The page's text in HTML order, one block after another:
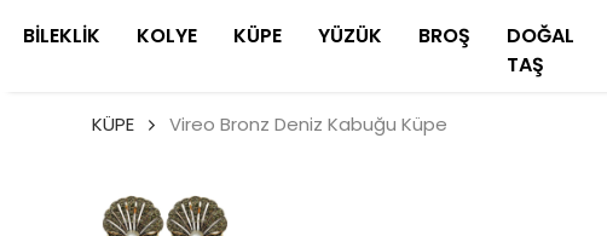
BİLEKLİK KOLYE KÜPE YÜZÜK BROŞ
DOĞAL
TAŞ
KÜPE Vireo Bronz Deniz Kabuğu Küpe